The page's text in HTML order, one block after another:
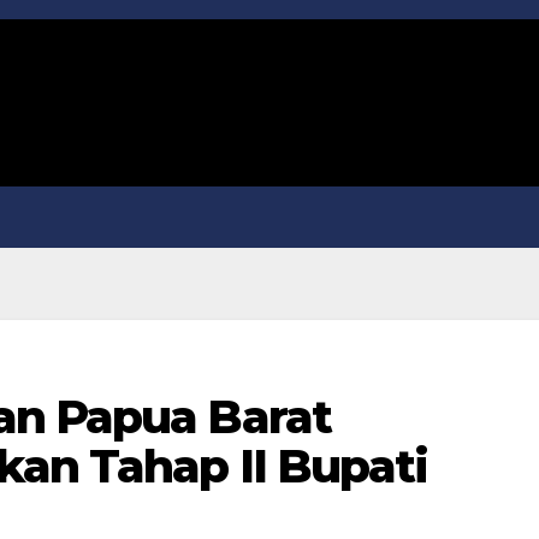
Papua Barat
Tahap II Bupati